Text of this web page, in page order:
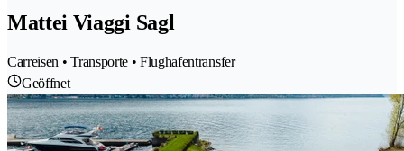
Mattei Viaggi Sagl
Carreisen • Transporte • Flughafentransfer
Geöffnet